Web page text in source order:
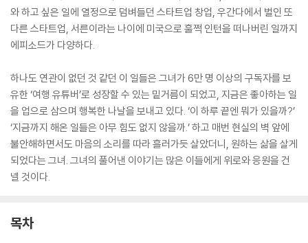
와 하고 싶은 일에 열정으로 덤벼들던 스타트업 창업, 우간다에서 벌인 또
다른 스타트업, 서른이라는 나이에 미국으로 훌쩍 인턴을 떠나버린 일까지
에피소드가 다양하다.
하나도 연관이 없던 것 같던 이 일들은 그녀가 6만 명 이상의 구독자를 보
유한 ‘여행 유튜버’로 성장할 수 있는 밑거름이 되었고, 지금은 좋아하는 일
을 업으로 삼으며 행복한 나날을 보내고 있다. ‘이 하루 끝엔 뭐가 있을까?’
‘지금까지 해온 일들은 아무 힘도 없지 않을까.’ 하고 매번 현실의 벽 앞에
불안해하면서도 마음의 소리를 따라 흘러가듯 살았더니, 원하는 삶을 살게
되었다는 그녀. 그녀의 풀어낸 이야기는 많은 이들에게 위로와 응원을 건
넬 것이다.
목차